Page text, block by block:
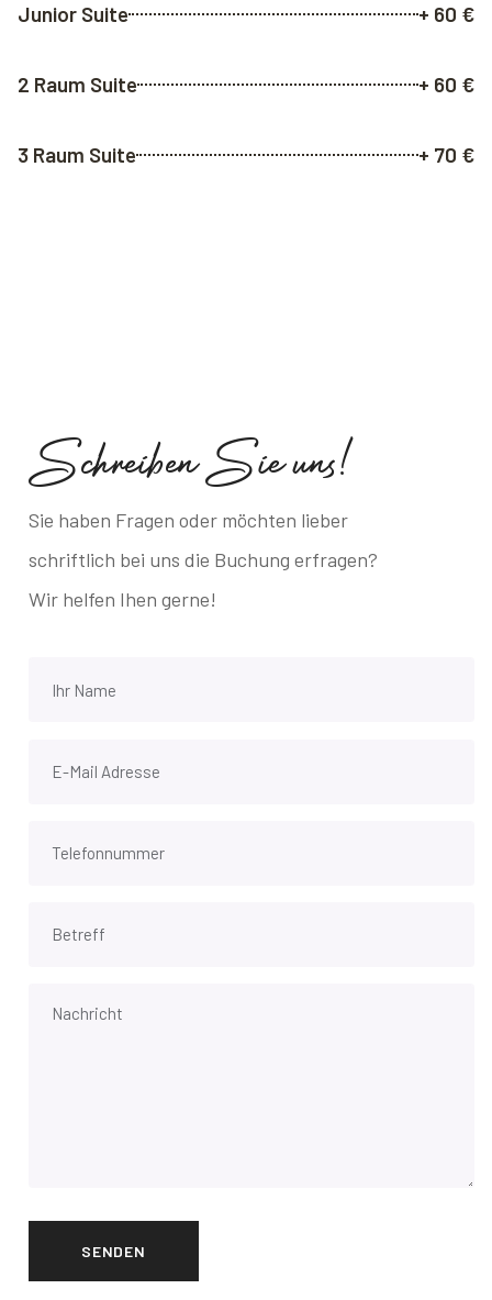
Junior Suite + 60 €
2 Raum Suite + 60 €
3 Raum Suite + 70 €
SchreibenSieuns!
Sie haben Fragen oder möchten lieber
schriftlich bei uns die Buchung erfragen?
Wir helfen Ihen gerne!